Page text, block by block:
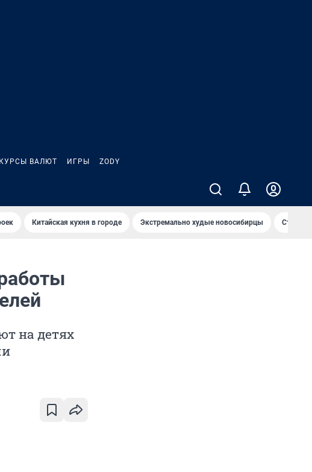
КУРСЫ ВАЛЮТ ИГРЫ ZODY
Китайская кухня в городе Экстремально худые новосибирцы Старт
на детях